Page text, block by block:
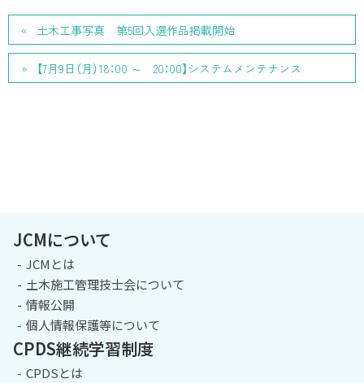
土木工事写真 第5回入選作品掲載開始
【7月9日（月）18：00 ～ 20：00】システムメンテナンス
JCMについて
JCMとは
土木施工管理技士会について
情報公開
個人情報保護等について
CPDS継続学習制度
CPDSとは